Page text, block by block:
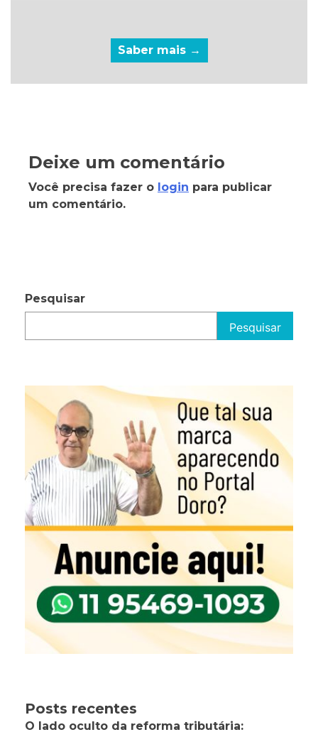
Saber mais →
Deixe um comentário
Você precisa fazer o login para publicar
um comentário.
Pesquisar
Pesquisar
Posts recentes
O lado oculto da reforma tributária: